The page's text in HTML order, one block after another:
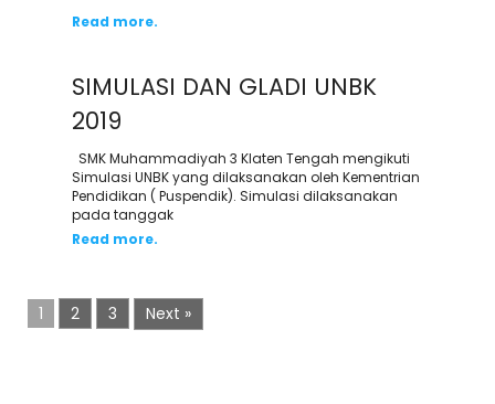
Read more.
SIMULASI DAN GLADI UNBK
2019
SMK Muhammadiyah 3 Klaten Tengah mengikuti
Simulasi UNBK yang dilaksanakan oleh Kementrian
Pendidikan ( Puspendik). Simulasi dilaksanakan
pada tanggak
Read more.
1 2 3 Next »